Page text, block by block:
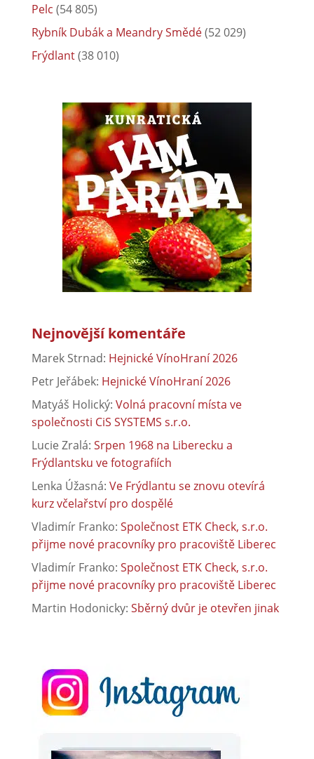
Pelc (54 805)
Rybník Dubák a Meandry Smědé(52 029)
Frýdlant(38 010)
Nejnovější komentáře
Marek Strnad: Hejnické VínoHraní 2026
Petr Jeřábek: Hejnické VínoHraní 2026
Matyáš Holický: Volná pracovní místa ve
společnosti CiS SYSTEMS s.r.o.
Lucie Zralá: Srpen 1968 na Liberecku a
Frýdlantsku ve fotografiích
Lenka Úžasná: Ve Frýdlantu se znovu otevírá
kurz včelařství pro dospělé
Vladimír Franko: Společnost ETK Check, s.r.o.
přijme nové pracovníky pro pracoviště Liberec
Vladimír Franko: Společnost ETK Check, s.r.o.
přijme nové pracovníky pro pracoviště Liberec
Martin Hodonicky: Sběrný dvůr je otevřen jinak